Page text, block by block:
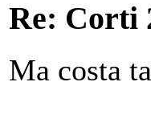
Re: Corti
Ma costa